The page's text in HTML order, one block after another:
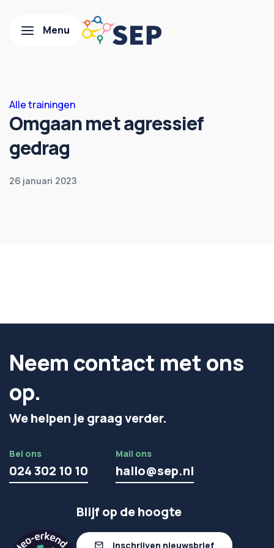
Alle trainingen
Omgaan met agressief
gedrag
26 januari 2023
Neem contact met ons
op.
We helpen je graag verder.
Bel ons
024 302 10 10
Mail ons
hallo@sep.nl
Blijf op de hoogte
Inschrijven nieuwsbrief